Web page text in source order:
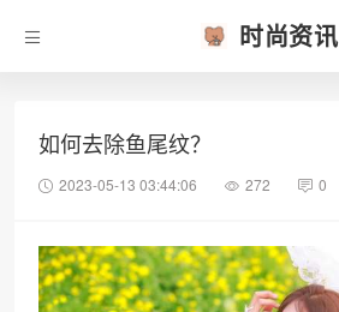
时尚资讯
如何去除鱼尾纹？
2023-05-13 03:44:06 272 0